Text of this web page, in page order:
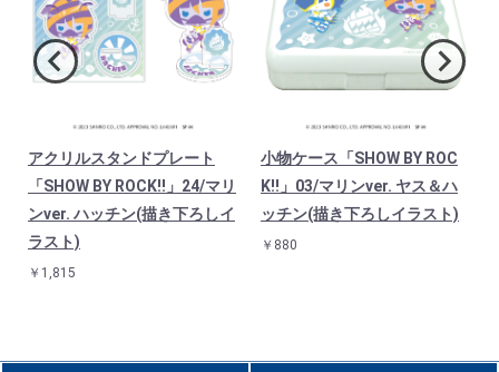
アクリルスタンドプレート
「SHOW BY ROCK!!」24/マリ
ンver. ハッチン(描き下ろしイ
ラスト)
￥1,815
小物ケース「SHOW BY ROC
K!!」03/マリンver. ヤス＆ハ
ッチン(描き下ろしイラスト)
￥880